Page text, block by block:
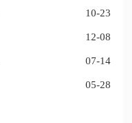
10-23
12-08
07-14
05-28